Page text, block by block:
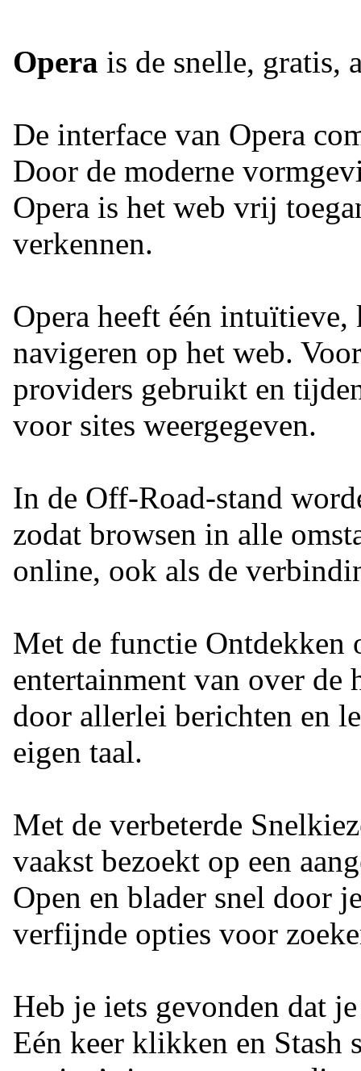
Opera is de snelle, gratis,
De interface van Opera
Door de moderne
Opera is het web vrij
verkennen.
Opera heeft één
navigeren op het web.
providers gebruikt en
voor sites weergegeven.
In de Off-Road-stand
zodat browsen in alle
online, ook als de
Met de functie Ontdekken
entertainment van over de
door allerlei berichten en
eigen taal.
Met de verbeterde
vaakst bezoekt op een
Open en blader snel door
verfijnde opties voor
Heb je iets gevonden dat
Eén keer klikken en Stash